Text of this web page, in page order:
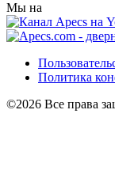
Мы на
Политика
©2026 Все права